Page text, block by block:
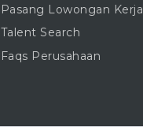
Pasang Lowongan Kerja
Talent Search
Faqs Perusahaan